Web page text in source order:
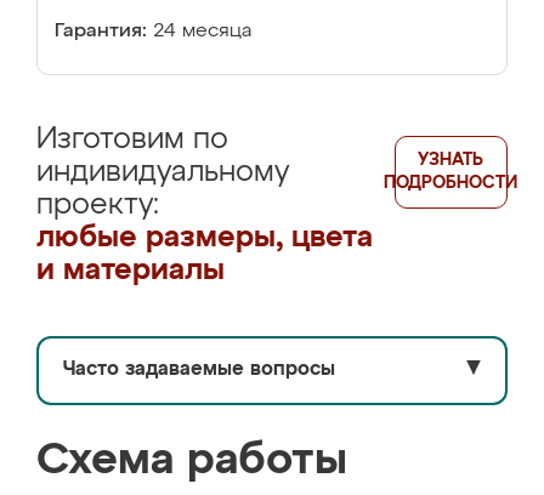
Гарантия: 24 месяца
Изготовим по
индивидуальному
проекту:
любые размеры, цвета
и материалы
УЗНАТЬ
ПОДРОБНОСТИ
Часто задаваемые вопросы ▼
Схема работы